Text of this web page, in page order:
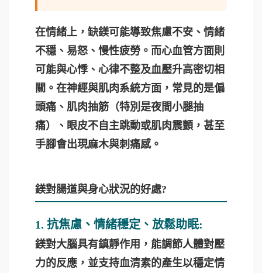
在情緒上，缺鎂可能導致焦慮不安、情緒
不穩、易怒、慢性疲勞。而心血管方面則
可能與心悸、心律不整及血壓升高密切相
關。在神經與肌肉系統方面，常見的是偏
頭痛、肌肉抽筋（特別是夜間小腿抽
痛）、眼皮不自主跳動或肌肉震顫，甚至
手腳會出現麻木與刺痛感。
鎂對腸道與身心狀況的好處?
1. 抗焦慮、情緒穩定、放鬆助眠:
鎂對大腦具有鎮靜作用，能調節人體對壓
力的反應，並支持血清素的產生以穩定情